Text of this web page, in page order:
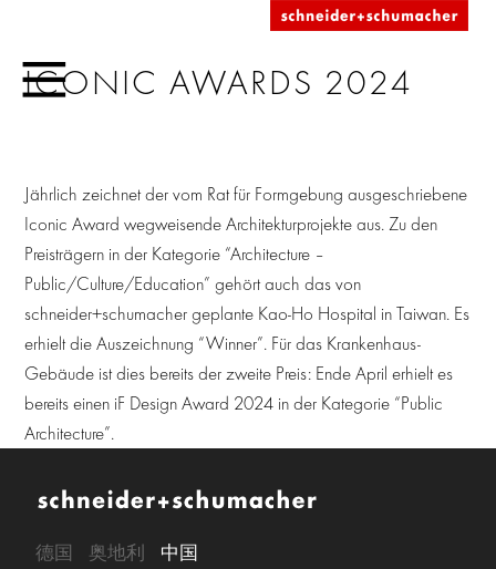
ICONIC AWARDS 2024
Jährlich zeichnet der vom Rat für Formgebung ausgeschriebene
Iconic Award wegweisende Architekturprojekte aus. Zu den
Preisträgern in der Kategorie “Architecture –
Public/Culture/Education” gehört auch das von
schneider+schumacher geplante Kao-Ho Hospital in Taiwan. Es
erhielt die Auszeichnung “Winner”. Für das Krankenhaus-
Gebäude ist dies bereits der zweite Preis: Ende April erhielt es
bereits einen iF Design Award 2024 in der Kategorie “Public
Architecture”.
德国 奥地利
中国